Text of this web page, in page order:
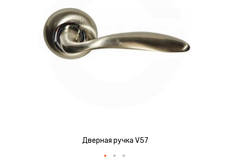
Дверная ручка V57